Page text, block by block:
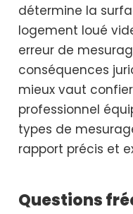
détermine la
logement loué
erreur de
conséquences
mieux vaut
professionnel
types de
rapport précis et
Questions